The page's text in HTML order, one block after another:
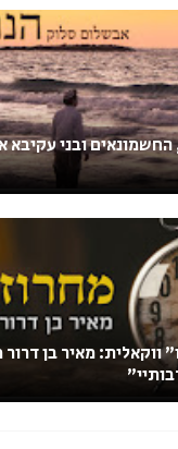
החשמונאים ובני
ווקאלית: מאיר בן